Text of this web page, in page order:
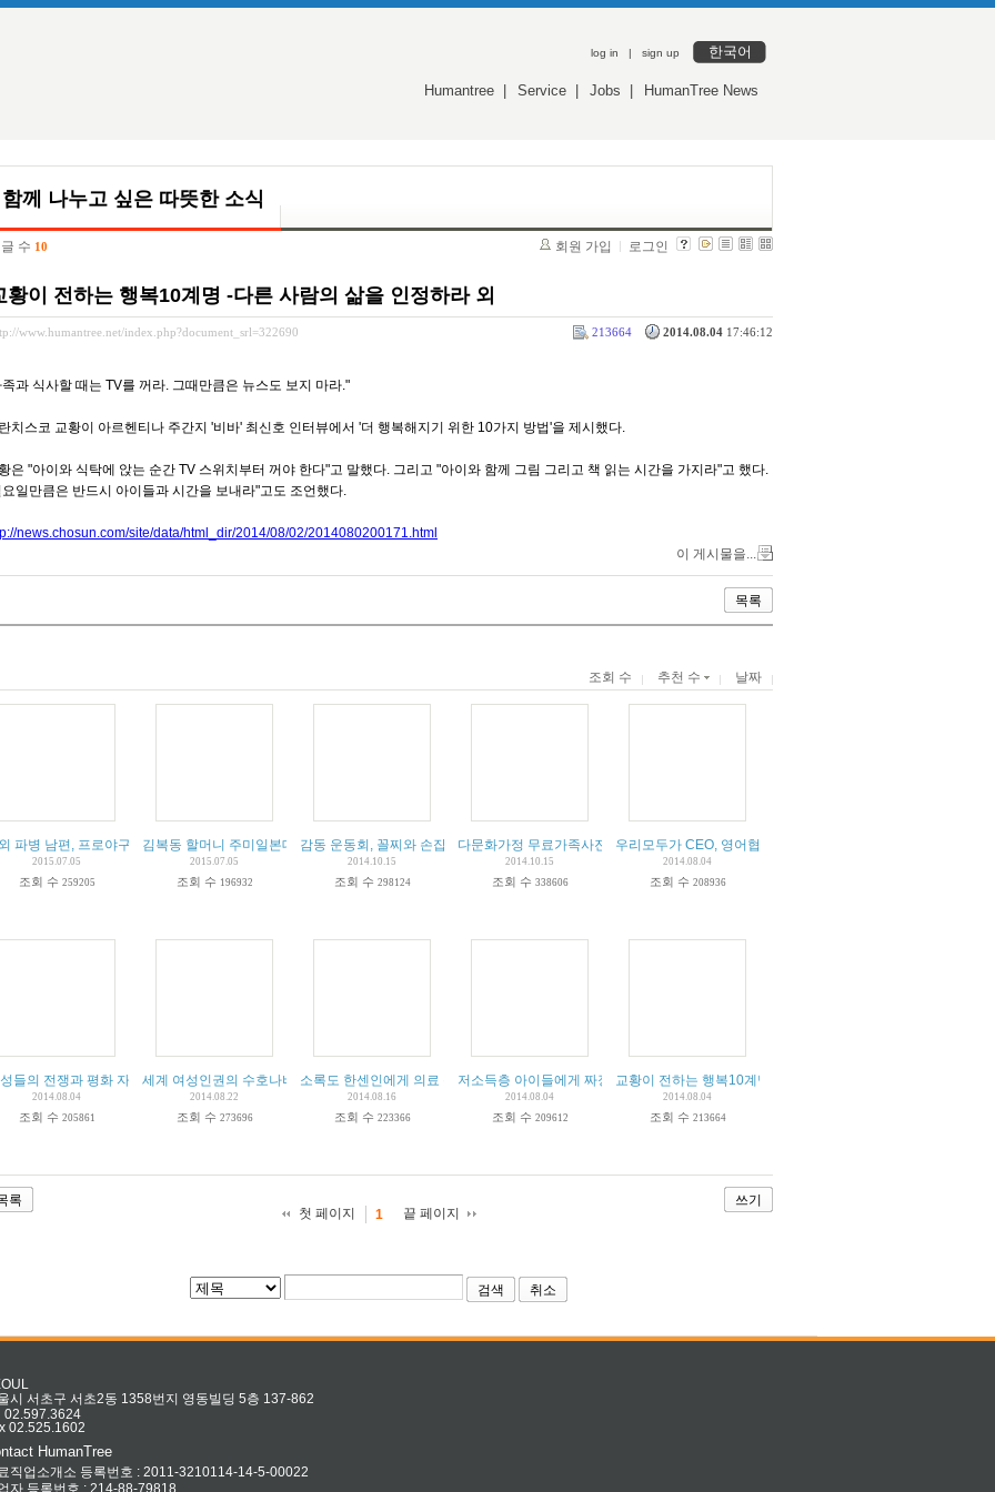
log in | sign up 한국어
Humantree Service Jobs HumanTree News
함께 나누고 싶은 따뜻한 소식
글 수 10 회원 가입 로그인
황이 전하는 행복10계명 -다른 사람의 삶을 인정하라 외
www.humantree.net/index.php?document_srl=322690 2014.08.04 17:46:12
213664
과 식사할 때는 TV를 꺼라. 그때만큼은 뉴스도 보지 마라."
치스코 교황이 아르헨티나 주간지 '비바' 최신호 인터뷰에서 '더 행복해지기 위한 10가지 방법'을 제시했다.
은 "아이와 식탁에 앉는 순간 TV 스위치부터 꺼야 한다"고 말했다. 그리고 "아이와 함께 그림 그리고 책 읽는 시간을 가지라"고 했다.
일만큼은 반드시 아이들과 시간을 보내라"고도 조언했다.
news.chosun.com/site/data/html_dir/2014/08/02/2014080200171.html
이 게시물을...
목록
조회 수 추천 수 날짜
파병 남편, 프로야구 포수로 아내가 던진 시구 받아
2015.07.05
조회 수 259205
김복동 할머니 주미일본대사관앞 수요집회
2015.07.05
조회 수 196932
감동 운동회, 꼴찌와 손잡고 다함께 1등한 달리기
2014.10.15
조회 수 298124
다문화가정 무료가족사진촬영 2000가정 인클로버 재단
2014.10.15
조회 수 338606
우리모두가 CEO, 영어협동조합 잉쿱 외
2014.08.04
조회 수 208936
들의 전쟁과 평화 자료관' 사무국장 인터뷰 [14]
2014.08.04
조회 수 205861
세계 여성인권의 수호나비
2014.08.22
조회 수 273696
소록도 한센인에게 의료 봉사 20년
2014.08.16
조회 수 223366
저소득층 아이들에게 짜장면 재능기부
2014.08.04
조회 수 209612
교황이 전하는 행복10계명 -다른 사람의 삶을 인정하라 외
2014.08.04
조회 수 213664
록
쓰기
첫 페이지
1 끝 페이지
검색 취소
시 서초구 서초2동 1358번지 영동빌딩 5층 137-862
02.597.3624
02.525.1602
HumanTree
직업소개소 등록번호 : 2011-3210114-14-5-00022
자 등록번호 : 214-88-79818